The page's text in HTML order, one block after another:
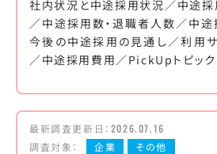
社内状況と中途採用状況／中途
／中途採用数・退職者人数／中
今後の中途採用の見通し／利用
／中途採用費用／PickUpトピック
最新調査更新日： 2026.07.16
調査対象：
企業 その他